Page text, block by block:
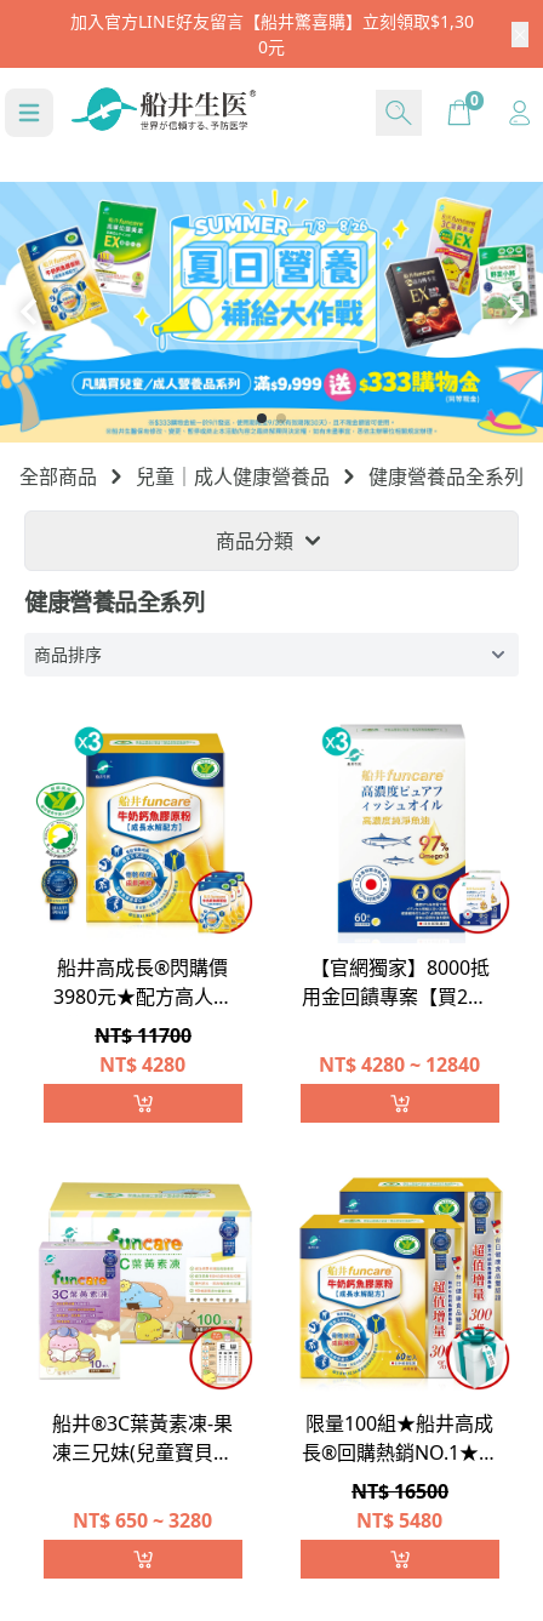
0
全部商品 兒童｜成人健康營養品 健康營養品全系列
商品分類
健康營養品全系列
船井高成長®閃購價
3980元★配方高人一
等【牛奶鈣魚膠原
粉】-熱銷冠軍組(2盒
+1盒/共90包)
NT$ 11700
NT$4280
【官網獨家】8000抵
用金回饋專案【買2送1
再送2】船井®日本進
魚油Omega-3
(EPA+DHA)菁英補給組
船井®3C葉黃素凍-果
凍三兄妹(兒童寶貝專
用/含維生素D)共110包
限量100組★船井高成
長®回購熱銷NO.1★王
仁甫唯一推薦配方高人
一等↗超值環保減碳
組(120包)加碼送好禮
NT$ 16500
NT$5480